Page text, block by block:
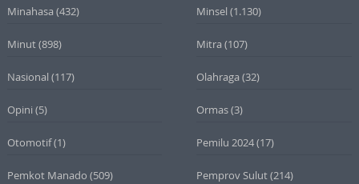
Minahasa (432) Minsel (1.130)
Minut(898) Mitra (107)
Nasional (117) Olahraga (32)
Opini (5) Ormas(3)
Otomotif(1) Pemilu 2024(17)
Pemkot Manado (509) Pemprov Sulut(214)